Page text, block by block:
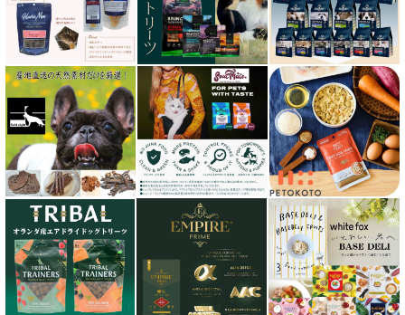
ケリーアンドコー Kelly＆Co’s
サンデーペッツ Sunday Pets
サンユー研究所
シェフ SHEF
シグネチャー７（Signature7）正規輸入品
シシア Schesir
獣医さん推奨シリーズ
シルクフル SILKFULL